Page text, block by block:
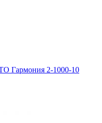
Гармония 2‑1000‑10